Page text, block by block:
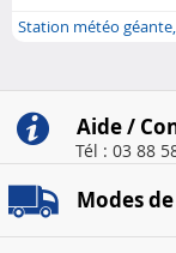
Station météo
Aide /
Tél : 03 88
Modes